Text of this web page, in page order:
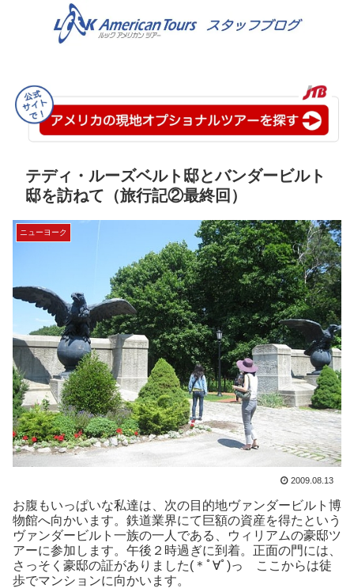
テディ・ルーズベルト邸とバンダービルト
邸を訪ねて（旅行記②最終回）
ニューヨーク
2009.08.13
お腹もいっぱいな私達は、次の目的地ヴァンダービルト博
物館へ向かいます。鉄道業界にて巨額の資産を得たという
ヴァンダービルト一族の一人である、ウィリアムの豪邸ツ
アーに参加します。午後２時過ぎに到着。正面の門には、
さっそく豪邸の証がありました(＊ﾟ∀ﾟ)っ ここからは徒
歩でマンションに向かいます。